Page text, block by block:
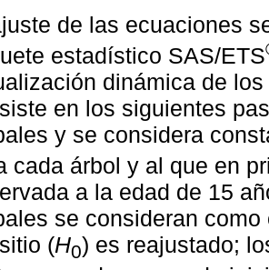
de las ecuaciones
estadístico SAS/ETS
dinámica de
en los siguientes
y se considera
cada árbol y al que en
a la edad de 15
se consideran
(H0) es reajustado;